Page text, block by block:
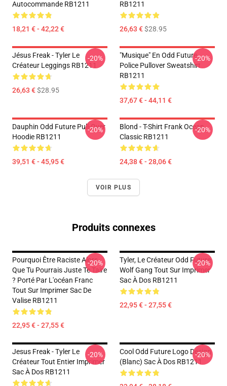
Autocommande RB1211
18,21 € - 42,22 €
RB1211
26,63 €$28.95
Jésus Freak - Tyler Le
Créateur Leggings RB1211
26,63 €$28.95
-20%
"Musique" En Odd Future
Police Pullover Sweatshirt
RB1211
37,67 € - 44,11 €
-20%
Dauphin Odd Future Pull-Over
Hoodie RB1211
39,51 € - 45,95 €
-20%
Blond - T-Shirt Frank Ocean
Classic RB1211
24,38 € - 28,06 €
-20%
VOIR PLUS
Produits connexes
Pourquoi Être Raciste Alors
Que Tu Pourrais Juste Te Taire
? Porté Par L'océan Franc
Tout Sur Imprimer Sac De
Valise RB1211
22,95 € - 27,55 €
-20%
Tyler, Le Créateur Odd Future
Wolf Gang Tout Sur Imprimer
Sac À Dos RB1211
22,95 € - 27,55 €
-20%
Jesus Freak - Tyler Le
Créateur Tout Entier Imprimer
Sac À Dos RB1211
-20%
Cool Odd Future Logo Design
(blanc) Sac À Dos RB1211
-20%